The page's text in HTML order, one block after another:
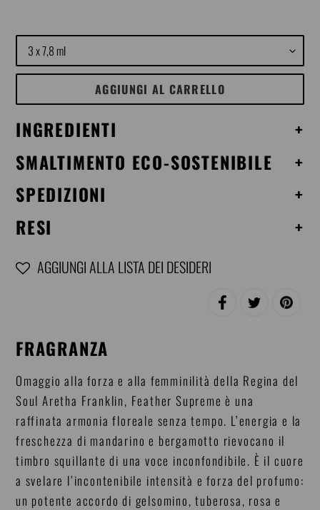
Size
AGGIUNGI AL CARRELLO
INGREDIENTI
+
SMALTIMENTO ECO-SOSTENIBILE
+
SPEDIZIONI
+
RESI
+
AGGIUNGI ALLA LISTA DEI DESIDERI
CONDIVIDITWITTA PINNA
nel
carrello
FRAGRANZA
Omaggio alla forza e alla femminilità della Regina del
Soul Aretha Franklin, Feather Supreme è una
raffinata armonia floreale senza tempo. L’energia e la
freschezza di mandarino e bergamotto rievocano il
timbro squillante di una voce inconfondibile. È il cuore
a svelare l’incontenibile intensità e forza del profumo:
un potente accordo di gelsomino, tuberosa, rosa e